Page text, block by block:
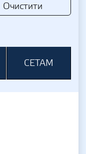
Очистити
СЕТАМ